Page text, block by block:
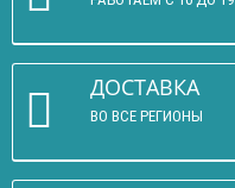
ДОСТАВКА
ВО ВСЕ РЕГИОНЫ